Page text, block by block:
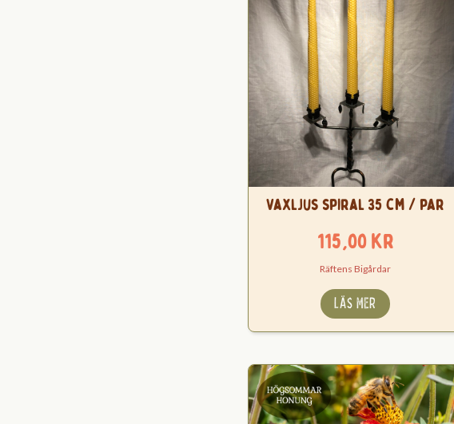
Vaxljus spiral 35 cm / par
115,00kr
Räftens Bigårdar
LÄS MER